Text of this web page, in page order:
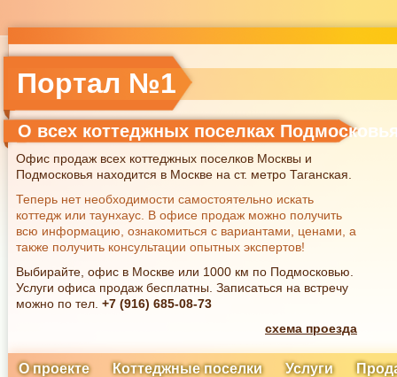
Портал №1
О всех коттеджных поселках
Офис продаж всех коттеджных поселков Москвы и
Подмосковья находится в Москве на ст. метро Таганская.
Теперь нет необходимости самостоятельно искать
коттедж или таунхаус. В офисе продаж можно получить
всю информацию, ознакомиться с вариантами, ценами, а
также получить консультации опытных экспертов!
Выбирайте, офис в Москве или 1000 км по Подмосковью.
Услуги офиса продаж бесплатны. Записаться на встречу
можно по тел. +7 (916) 685-08-73
схема проезда
О проекте Коттеджные поселки Услуги